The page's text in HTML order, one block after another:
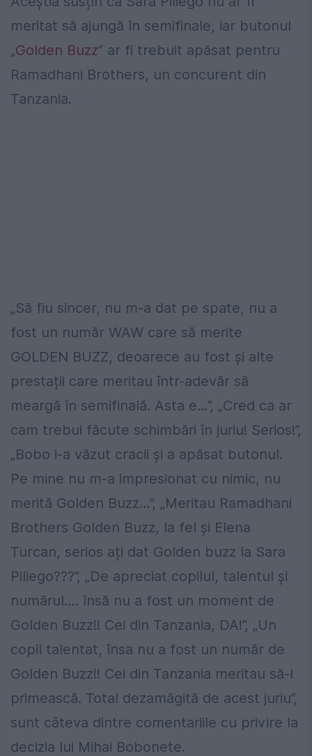
meritat să ajungă în semifinale, iar butonul
„Golden Buzz” ar fi trebuit apăsat pentru
Ramadhani Brothers, un concurent din
Tanzania.
„Să fiu sincer, nu m-a dat pe spate, nu a
fost un număr WAW care să merite
GOLDEN BUZZ, deoarece au fost și alte
prestații care meritau într-adevăr să
meargă în semifinală. Asta e…”, „Cred ca ar
cam trebui făcute schimbări în juriu! Serios!”,
„Bobo i-a văzut cracii și a apăsat butonul.
Pe mine nu m-a impresionat cu nimic, nu
merită Golden Buzz…”, „Meritau Ramadhani
Brothers Golden Buzz, la fel și Elena
Turcan, serios ați dat Golden buzz la Sara
Piliego???”, „De apreciat copilul, talentul și
numărul…. însă nu a fost un moment de
Golden Buzz!! Cei din Tanzania, DA!”, „Un
copil talentat, însa nu a fost un număr de
Golden Buzz!! Cei din Tanzania meritau să-l
primească. Total dezamăgită de acest juriu”,
sunt câteva dintre comentariile cu privire la
decizia lui Mihai Bobonete.